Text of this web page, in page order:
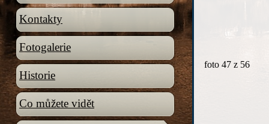
Kontakty
Fotogalerie
Historie
Co můžete vidět
foto 47 z 56